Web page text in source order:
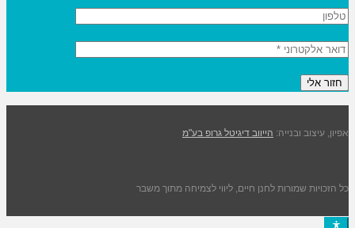
אפיון, עיצוב ובנייה: הייווב דיגיטל גרופ בע"מ
כל הזכויות שמורות לחנן חיים, ליווי לצמיחה מתוך משבר